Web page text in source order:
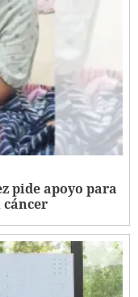
pide apoyo para